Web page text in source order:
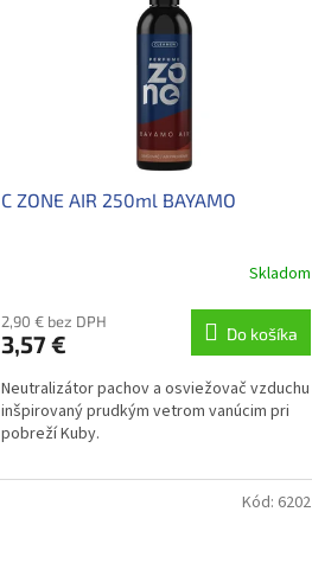
C ZONE AIR 250ml BAYAMO
Skladom
2,90 € bez DPH
3,57 € Do košíka
Neutralizátor pachov a osviežovač vzduchu
inšpirovaný prudkým vetrom vanúcim pri
pobreží Kuby.
Kód: 6202